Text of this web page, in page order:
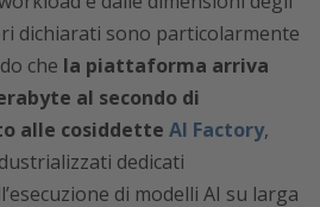
dichiarati sono particolarmente
che la piattaforma arriva
al secondo di
alle cosiddette AI Factory,
dedicati
di modelli AI su larga